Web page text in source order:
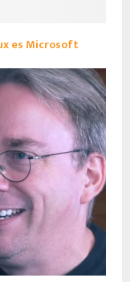
es Microsoft